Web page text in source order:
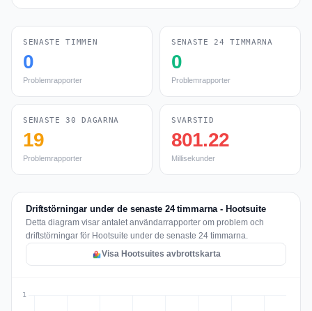
SENASTE TIMMEN
0
Problemrapporter
SENASTE 24 TIMMARNA
0
Problemrapporter
SENASTE 30 DAGARNA
19
Problemrapporter
SVARSTID
801.22
Millisekunder
Driftstörningar under de senaste 24 timmarna - Hootsuite
Detta diagram visar antalet användarrapporter om problem och
driftstörningar för Hootsuite under de senaste 24 timmarna.
Visa Hootsuites avbrottskarta